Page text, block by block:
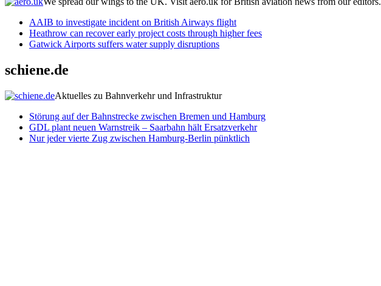
AAIB to investigate incident on British Airways flight
Heathrow can recover early project costs through higher fees
Gatwick Airports suffers water supply disruptions
schiene.de
Aktuelles zu Bahnverkehr und Infrastruktur
Störung auf der Bahnstrecke zwischen Bremen und Hamburg
GDL plant neuen Warnstreik – Saarbahn hält Ersatzverkehr
Nur jeder vierte Zug zwischen Hamburg-Berlin pünktlich